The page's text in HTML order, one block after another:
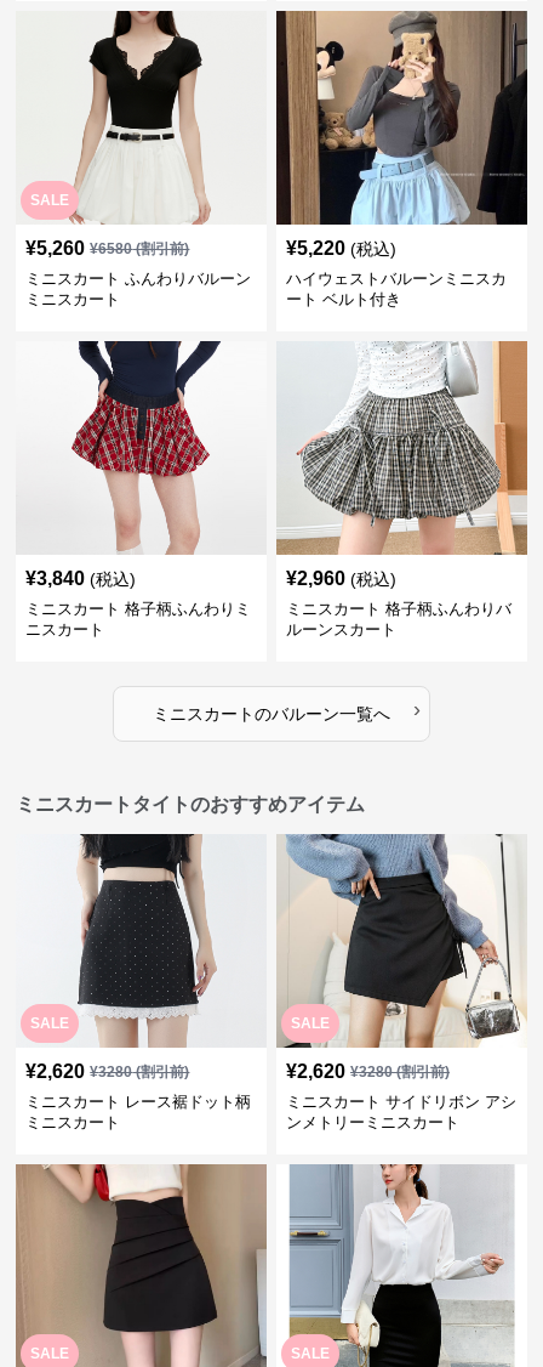
SALE
¥5,260 ¥6580(割引前)
ミニスカート ふんわりバルーン
ミニスカート
¥5,220 (税込)
ハイウェストバルーンミニスカ
ート ベルト付き
¥3,840 (税込)
ミニスカート 格子柄ふんわりミ
ニスカート
¥2,960 (税込)
ミニスカート 格子柄ふんわりバ
ルーンスカート
ミニスカートのバルーン一覧へ ›
ミニスカートタイトのおすすめアイテム
SALE
¥2,620 ¥3280(割引前)
ミニスカート レース裾ドット柄
ミニスカート
SALE
¥2,620 ¥3280(割引前)
ミニスカート サイドリボン アシ
ンメトリーミニスカート
SALE SALE